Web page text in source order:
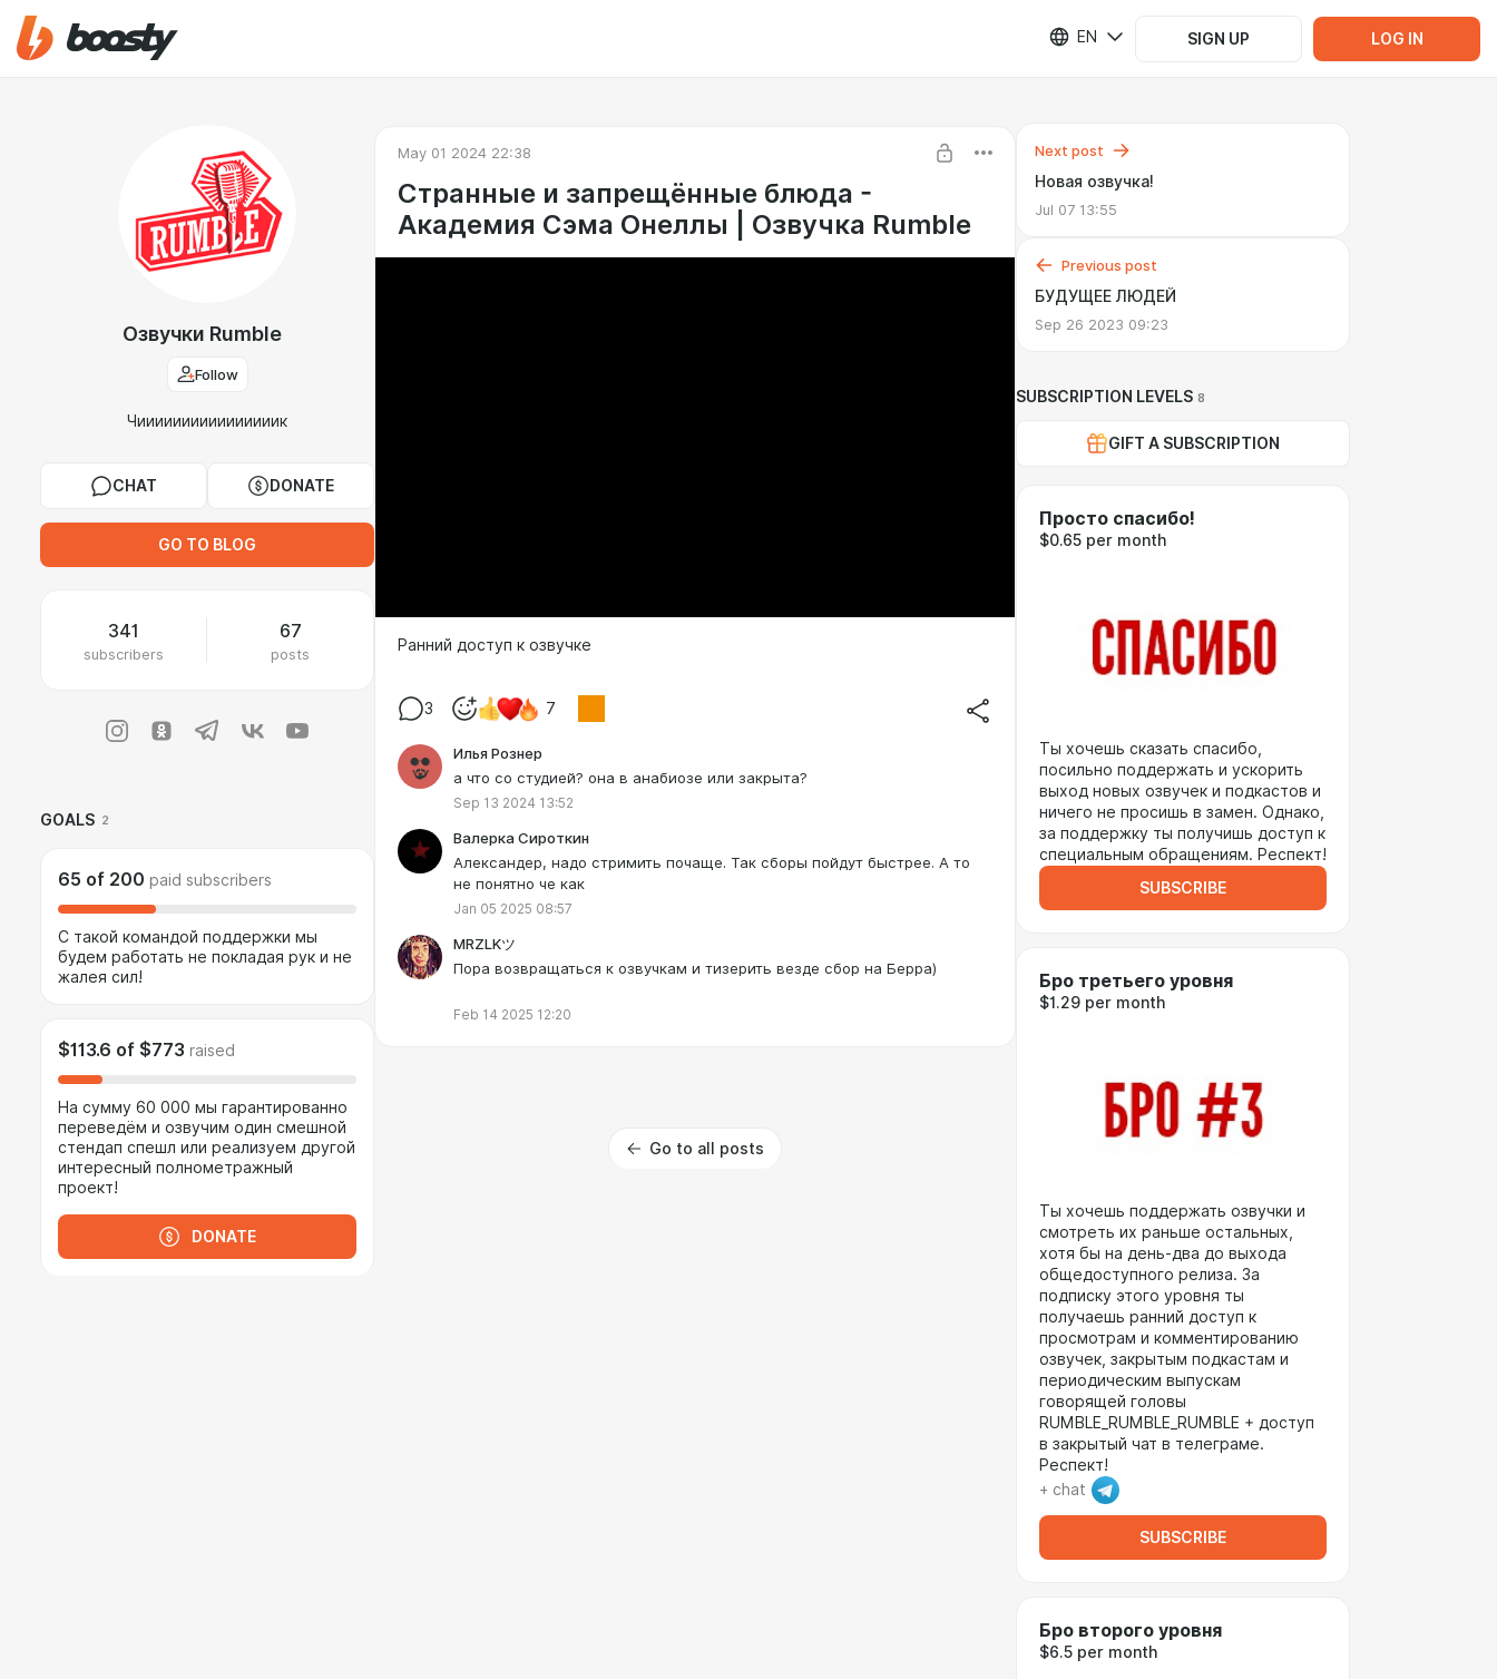
EN SIGN UP LOG IN
Озвучки Rumble
Follow
Чиииииииииииииииик
CHAT DONATE
GO TO BLOG
341
subscribers
67
posts
GOALS 2
65 of 200 paid subscribers
С такой командой поддержки мы
будем работать не покладая рук и не
жалея сил!
$113.6 of $773 raised
На сумму 60 000 мы гарантированно
переведём и озвучим один смешной
стендап спешл или реализуем другой
интересный полнометражный
проект!
DONATE
May 01 2024 22:38
Странные и запрещённые блюда -
Академия Сэма Онеллы | Озвучка Rumble
Ранний доступ к озвучке
3 7
Илья Рознер
а что со студией? она в анабиозе или закрыта?
Sep 13 2024 13:52
Валерка Сироткин
Александер, надо стримить почаще. Так сборы пойдут быстрее. А то
не понятно че как
Jan 05 2025 08:57
MRZLKツ
Пора возвращаться к озвучкам и тизерить везде сбор на Берра)
Feb 14 2025 12:20
Go to all posts
Next post
Новая озвучка!
Jul 07 13:55
Previous post
БУДУЩЕЕ ЛЮДЕЙ
Sep 26 2023 09:23
SUBSCRIPTION LEVELS 8
GIFT A SUBSCRIPTION
Просто спасибо!
$0.65 per month
Ты хочешь сказать спасибо,
посильно поддержать и ускорить
выход новых озвучек и подкастов и
ничего не просишь в замен. Однако,
за поддержку ты получишь доступ к
специальным обращениям. Респект!
SUBSCRIBE
Бро третьего уровня
$1.29 per month
Ты хочешь поддержать озвучки и
смотреть их раньше остальных,
хотя бы на день-два до выхода
общедоступного релиза. За
подписку этого уровня ты
получаешь ранний доступ к
просмотрам и комментированию
озвучек, закрытым подкастам и
периодическим выпускам
говорящей головы
RUMBLE_RUMBLE_RUMBLE + доступ
в закрытый чат в телеграме.
Респект!
+ chat
SUBSCRIBE
Бро второго уровня
$6.5 per month